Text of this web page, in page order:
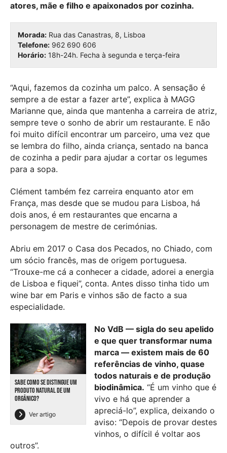
atores, mãe e filho e apaixonados por cozinha.
Morada: Rua das Canastras, 8, Lisboa
Telefone: 962 690 606
Horário: 18h-24h. Fecha à segunda e terça-feira
“Aqui, fazemos da cozinha um palco. A sensação é
sempre a de estar a fazer arte”, explica à MAGG
Marianne que, ainda que mantenha a carreira de atriz,
sempre teve o sonho de abrir um restaurante. E não
foi muito difícil encontrar um parceiro, uma vez que
se lembra do filho, ainda criança, sentado na banca
de cozinha a pedir para ajudar a cortar os legumes
para a sopa.
Clément também fez carreira enquanto ator em
França, mas desde que se mudou para Lisboa, há
dois anos, é em restaurantes que encarna a
personagem de mestre de cerimónias.
Abriu em 2017 o Casa dos Pecados, no Chiado, com
um sócio francês, mas de origem portuguesa.
“Trouxe-me cá a conhecer a cidade, adorei a energia
de Lisboa e fiquei”, conta. Antes disso tinha tido um
wine bar em Paris e vinhos são de facto a sua
especialidade.
SABE COMO SE DISTINGUE UM
PRODUTO NATURAL DE UM
ORGÂNICO?
Ver artigo
No VdB — sigla do seu apelido
e que quer transformar numa
marca — existem mais de 60
referências de vinho, quase
todos naturais e de produção
biodinâmica. “É um vinho que é
vivo e há que aprender a
apreciá-lo”, explica, deixando o
aviso: “Depois de provar destes
vinhos, o difícil é voltar aos
outros”.